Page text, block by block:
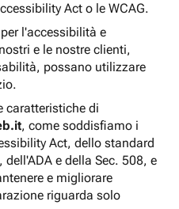
Act o le WCAG.
l'accessibilità e
e le nostre clienti,
possano utilizzare
caratteristiche di
, come soddisfiamo i
Act, dello standard
dell'ADA e della Sec. 508, e
e migliorare
riguarda solo